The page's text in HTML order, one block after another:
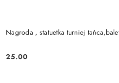
Nagroda , statuetka turniej
Cena:
25.00